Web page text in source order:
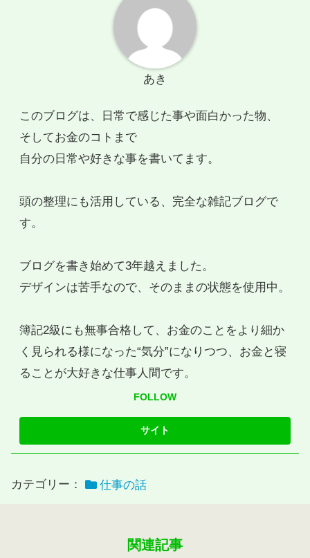
あき
このブログは、日常で感じた事や面白かった物、
そしてお金のコトまで
自分の日常や好きな事を書いてます。
頭の整理にも活用している、完全な雑記ブログで
す。
ブログを書き始めて3年越えました。
デザインは苦手なので、そのままの状態を使用中。
簿記2級にも無事合格して、お金のことをより細か
く見られる様になった“気分”になりつつ、お金と寝
ることが大好きな仕事人間です。
FOLLOW
カテゴリー： 仕事の話
関連記事